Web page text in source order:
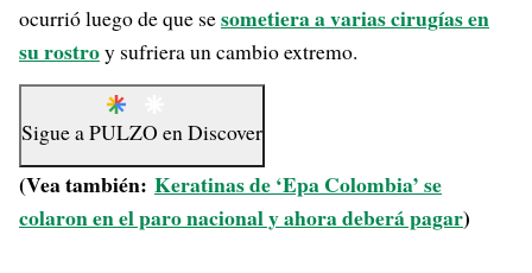
ocurrió luego de que sesometiera a varias cirugías en
su rostroy sufriera un cambio extremo.
Sigue aPULZO enDiscover
(Vea también: Keratinas de ‘Epa Colombia’ se
colaron en el paro nacional y ahora deberá pagar)